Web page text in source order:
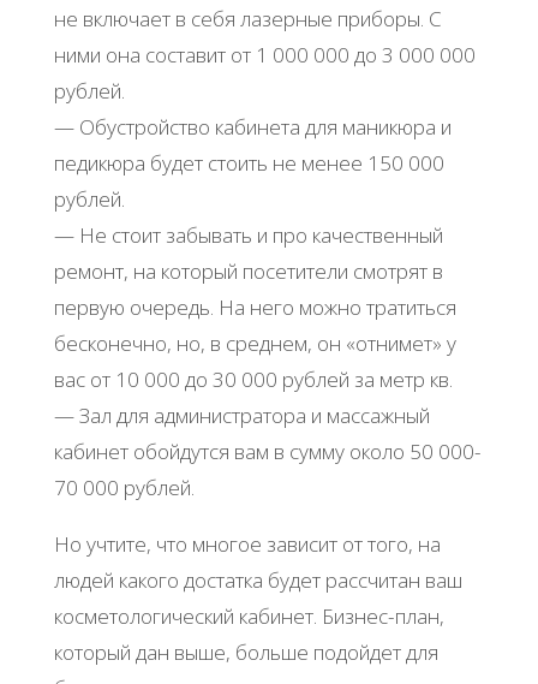
не включает в себя лазерные приборы. С
ними она составит от 1 000 000 до 3 000 000
рублей.
— Обустройство кабинета для маникюра и
педикюра будет стоить не менее 150 000
рублей.
— Не стоит забывать и про качественный
ремонт, на который посетители смотрят в
первую очередь. На него можно тратиться
бесконечно, но, в среднем, он «отнимет» у
вас от 10 000 до 30 000 рублей за метр кв.
— Зал для администратора и массажный
кабинет обойдутся вам в сумму около 50 000-
70 000 рублей.
Но учтите, что многое зависит от того, на
людей какого достатка будет рассчитан ваш
косметологический кабинет. Бизнес-план,
который дан выше, больше подойдет для